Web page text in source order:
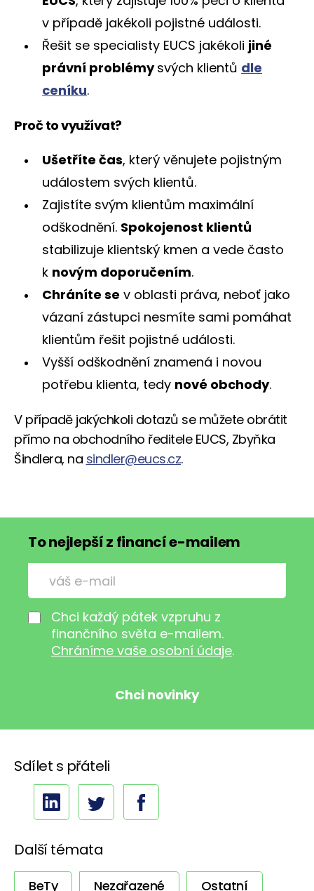
v případě jakékoli pojistné události.
Řešit se specialisty EUCS jakékoli jiné
právní problémysvých klientů dle
ceníku.
Proč to využívat?
Ušetříte čas, který věnujete pojistným
událostem svých klientů.
Zajistíte svým klientům maximální
odškodnění. Spokojenost klientů
stabilizuje klientský kmen a vede často
k novým doporučením.
Chráníte se v oblasti práva, neboť jako
vázaní zástupci nesmíte sami pomáhat
klientům řešit pojistné události.
Vyšší odškodnění znamená i novou
potřebu klienta, tedy nové obchody.
V případě jakýchkoli dotazů se můžete obrátit
přímo na obchodního ředitele EUCS, Zbyňka
Šindlera, na sindler@eucs.cz.
To nejlepší z financí e-mailem
Chci každý pátek vzpruhu z
finančního světa e-mailem.
Chráníme vaše osobní údaje.
Sdílet s přáteli
Další témata
BeTy Nezařazené Ostatní